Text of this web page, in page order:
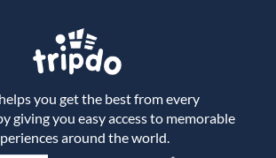
you get the best from every
giving you easy access to memorable
around the world.